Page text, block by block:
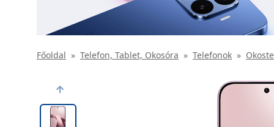
Főoldal Telefon, Tablet, Okosóra Telefonok
Previous